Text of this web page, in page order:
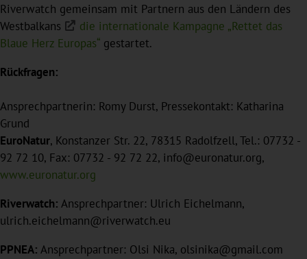
Riverwatch gemeinsam mit Partnern aus den Ländern des
Westbalkans
die internationale Kampagne „Rettet das
Blaue Herz Europas“ gestartet.
Rückfragen:
Ansprechpartnerin: Romy Durst, Pressekontakt: Katharina
Grund
EuroNatur, Konstanzer Str. 22, 78315 Radolfzell, Tel.: 07732 -
92 72 10, Fax: 07732 - 92 72 22, info@euronatur.org,
www.euronatur.org
Riverwatch: Ansprechpartner: Ulrich Eichelmann,
ulrich.eichelmann@riverwatch.eu
PPNEA: Ansprechpartner: Olsi Nika, olsinika@gmail.com